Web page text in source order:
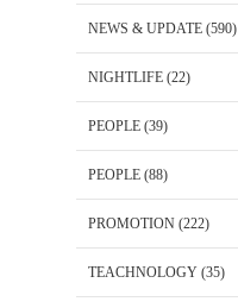
NEWS & UPDATE (590)
NIGHTLIFE (22)
PEOPLE (39)
PEOPLE (88)
PROMOTION (222)
TEACHNOLOGY (35)